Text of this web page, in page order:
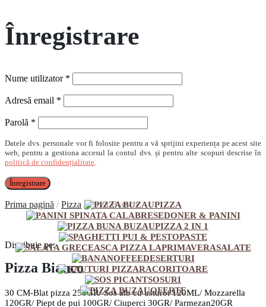
Înregistrare
Nume utilizator *
Adresă email *
Parolă *
Datele dvs. personale vor fi folosite pentru a vă sprijini experiența pe acest site
web, pentru a gestiona accesul la contul dvs. și pentru alte scopuri descrise în
politică de confidențialitate.
Înregistrare
PIZZA
DONER & PANINI
PIZZA 2 IN 1
PASTE
SALATE
DESERTURI
RACORITOARE
SOSURI
OFERTE
Prima pagină / Pizza /Pizza Bianco
Distribuie pe:
Pizza Bianco
30 CM-Blat pizza 250GR/ Sos alb cu usturoi 120ML/ Mozzarella
120GR/ Piept de pui 100GR/ Ciuperci 30GR/ Parmezan20GR